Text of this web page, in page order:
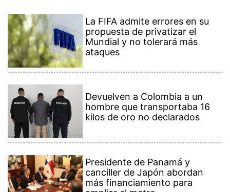
La FIFA admite errores en su
propuesta de privatizar el
Mundial y no tolerará más
ataques
Devuelven a Colombia a un
hombre que transportaba 16
kilos de oro no declarados
Presidente de Panamá y
canciller de Japón abordan
más financiamiento para